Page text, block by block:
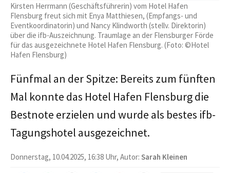
Kirsten Herrmann (Geschäftsführerin) vom Hotel Hafen
Flensburg freut sich mit Enya Matthiesen, (Empfangs- und
Eventkoordinatorin) und Nancy Klindworth (stellv. Direktorin)
über die ifb-Auszeichnung. Traumlage an der Flensburger Förde
für das ausgezeichnete Hotel Hafen Flensburg. (Foto: ©Hotel
Hafen Flensburg)
Fünfmal an der Spitze: Bereits zum fünften
Mal konnte das Hotel Hafen Flensburg die
Bestnote erzielen und wurde als bestes ifb-
Tagungshotel ausgezeichnet.
Donnerstag, 10.04.2025, 16:38 Uhr, Autor: Sarah Kleinen